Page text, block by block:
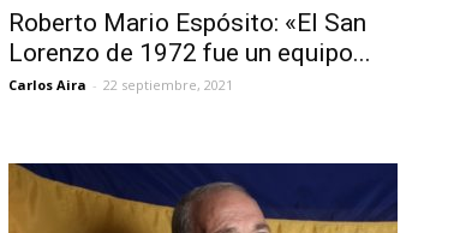
Roberto Mario Espósito: «El San
Lorenzo de 1972 fue un equipo...
Carlos Aira - 22 septiembre, 2021